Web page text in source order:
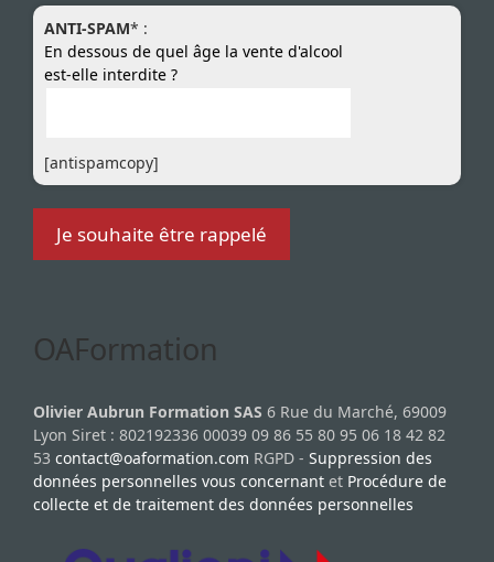
ANTI-SPAM* :
En dessous de quel âge la vente d'alcool
est-elle interdite ?
[antispamcopy]
OAFormation
Olivier Aubrun Formation SAS 6 Rue du Marché, 69009
Lyon Siret : 802192336 00039 09 86 55 80 95 06 18 42 82
53 contact@oaformation.com RGPD - Suppression des
données personnelles vous concernant et Procédure de
collecte et de traitement des données personnelles